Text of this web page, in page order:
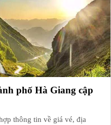
phố Hà Giang cập
thông tin về giá vé, địa